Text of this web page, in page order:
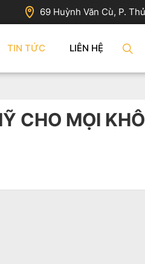
69 Huỳnh Văn Cù, P.
TIN TỨC LIÊN HỆ
CHO MỌI